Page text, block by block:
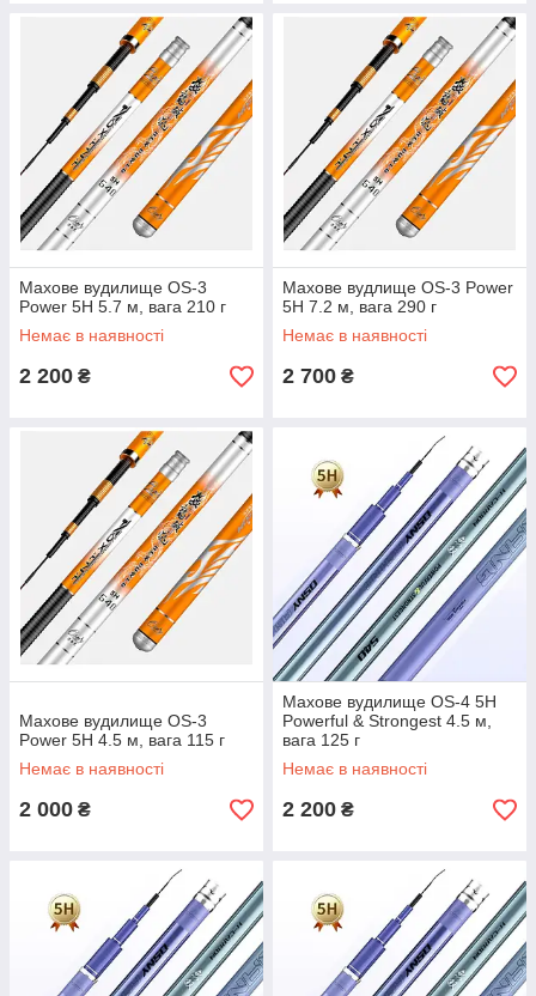
Махове вудилище OS-3
Power 5H 5.7 м, вага 210 г
Немає в наявності
2 200 ₴
Махове вудлище OS-3 Power
5H 7.2 м, вага 290 г
Немає в наявності
2 700 ₴
Махове вудилище OS-3
Power 5H 4.5 м, вага 115 г
Немає в наявності
2 000 ₴
Махове вудилище OS-4 5Н
Powerful & Strongest 4.5 м,
вага 125 г
Немає в наявності
2 200 ₴